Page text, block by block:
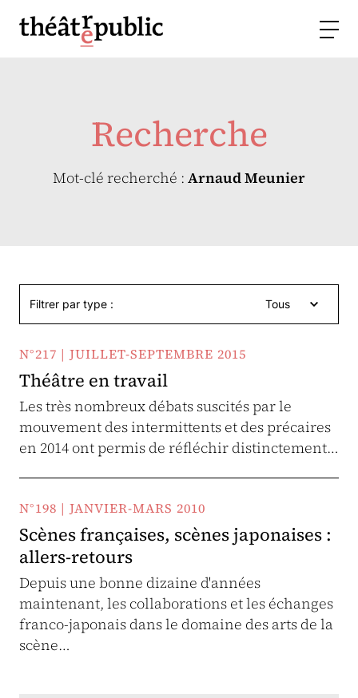
Recherche
Mot-clé recherché : Arnaud Meunier
Filtrer par type : Tous
N°217 | JUILLET-SEPTEMBRE 2015
Théâtre en travail
Les très nombreux débats suscités par le
mouvement des intermittents et des précaires
en 2014 ont permis de réfléchir distinctement…
N°198 | JANVIER-MARS 2010
Scènes françaises, scènes japonaises :
allers-retours
Depuis une bonne dizaine d'années
maintenant, les collaborations et les échanges
franco-japonais dans le domaine des arts de la
scène…